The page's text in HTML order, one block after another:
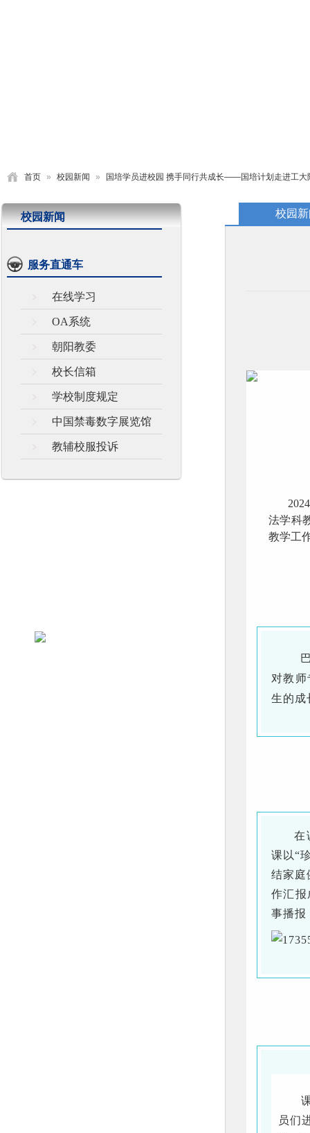
首页 » 校园新闻 » 国培学员进校园 携手同行共成长——国培计划走进工大
校园新闻
服务直通车
在线学习
OA系统
朝阳教委
校长信箱
学校制度规定
中国禁毒数字展览馆
教辅校服投诉
校园
法学科
教学工
对教师
生的成
在
课以“
结家庭
作汇报
事播报
员们